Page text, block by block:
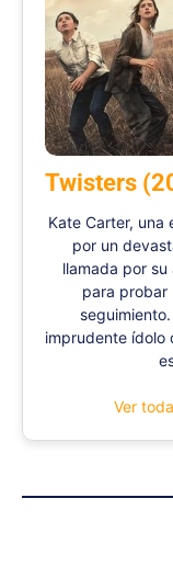
Twisters
Kate Carter,
por un
llamada por
para probar
imprudente ídolo
Ver